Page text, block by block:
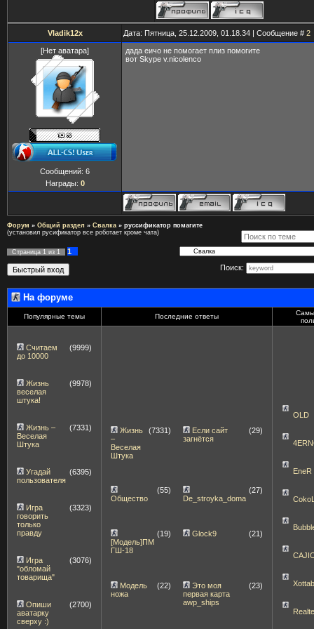
Vladik12x Дата: Пятница, 25.12.2009, 01.18.34 | Сообщение # 2
[Нет аватара]
Сообщений: 6
Награды: 0
дада еичо не помогает плиз помогите
вот Skype v.nicolenco
Форум » Общий раздел » Свалка » руссификатор помагите
(установил русификатор все роботает кроме чата)
Страница 1 из 1
1
Поиск:
На форуме
Популярные темы Последние ответы
Считаем
до 10000
(9999)
Жизнь
веселая
штука!
(9978)
Жизнь –
Веселая
Штука
(7331)
Угадай
пользователя
(6395)
Игра
говорить
только
правду
(3323)
Игра
"обломай
товарища"
(3076)
Опиши
аватарку
сверху :)
(2700)
Жизнь
–
Веселая
Штука
(7331)
Если сайт
загнётся
(29)
Общество
(55)
De_stroyka_doma
(27)
[Модель]ПМ
ГШ-18
(19) Glock9 (21)
Модель
ножа
(22)
Это моя
первая карта
awp_ships
(23)
OLD
EneR